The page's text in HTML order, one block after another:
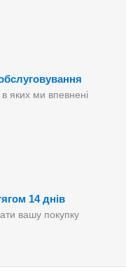
яких ми впевнені
14 днів
вашу покупку